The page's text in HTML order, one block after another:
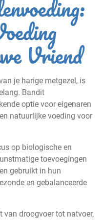
Vriend
je harige metgezel, is
Bandit
optie voor eigenaren
natuurlijke voeding voor
op biologische en
toevoegingen
gebruikt in hun
en gebalanceerde
van droogvoer tot natvoer,